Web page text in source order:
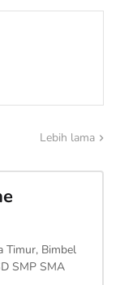
Lebih lama
Timur, Bimbel
SMP SMA